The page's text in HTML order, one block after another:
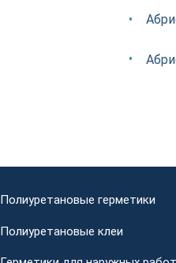
Полиуретановые герметики
Полиуретановые клеи